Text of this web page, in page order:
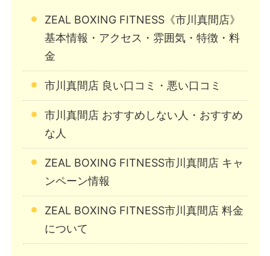
ZEAL BOXING FITNESS《市川真間店》
基本情報・アクセス・雰囲気・特徴・料
金
市川真間店 良い口コミ・悪い口コミ
市川真間店 おすすめしない人・おすすめ
な人
ZEAL BOXING FITNESS市川真間店 キャ
ンペーン情報
ZEAL BOXING FITNESS市川真間店 料金
について